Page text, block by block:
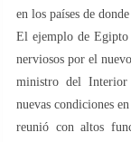
en los países de
El ejemplo de Egipto
nerviosos por el
ministro del
nuevas condiciones
reunió con altos